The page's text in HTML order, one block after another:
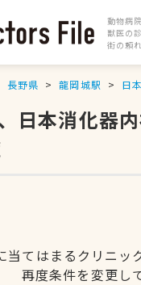
動物病
獣医の
街の頼
長野県 龍岡城駅 日
日本消化器
当てはまるクリニッ
再度条件を変更し